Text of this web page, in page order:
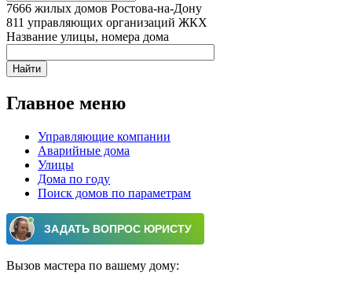
7666 жилых домов Ростова-на-Дону
811 управляющих организаций ЖКХ
Название улицы, номера дома
Главное меню
Управляющие компании
Аварийные дома
Улицы
Дома по году
Поиск домов по параметрам
Вызов мастера по вашему дому: